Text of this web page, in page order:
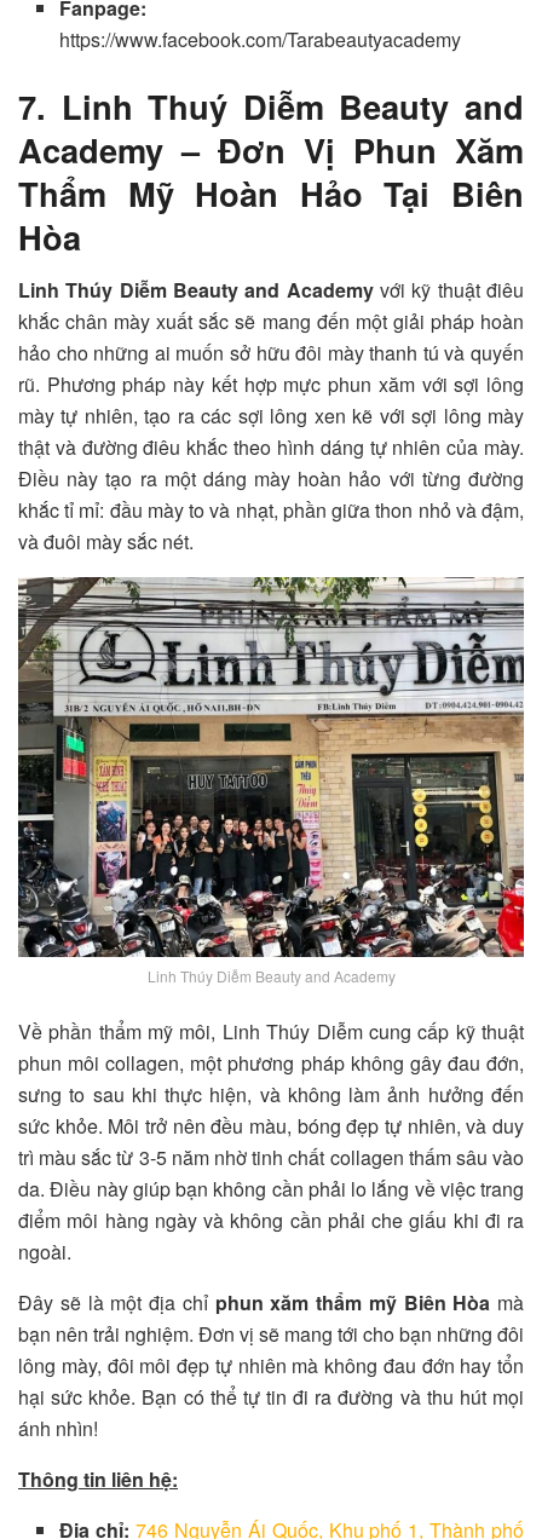
Fanpage:
https://www.facebook.com/Tarabeautyacademy
7. Linh Thuý Diễm Beauty and
Academy – Đơn Vị Phun Xăm
Thẩm Mỹ Hoàn Hảo Tại Biên
Hòa
Linh Thúy Diễm Beauty and Academy với kỹ thuật điêu
khắc chân mày xuất sắc sẽ mang đến một giải pháp hoàn
hảo cho những ai muốn sở hữu đôi mày thanh tú và quyến
rũ. Phương pháp này kết hợp mực phun xăm với sợi lông
mày tự nhiên, tạo ra các sợi lông xen kẽ với sợi lông mày
thật và đường điêu khắc theo hình dáng tự nhiên của mày.
Điều này tạo ra một dáng mày hoàn hảo với từng đường
khắc tỉ mỉ: đầu mày to và nhạt, phần giữa thon nhỏ và đậm,
và đuôi mày sắc nét.
Linh Thúy Diễm Beauty and Academy
Về phần thẩm mỹ môi, Linh Thúy Diễm cung cấp kỹ thuật
phun môi collagen, một phương pháp không gây đau đớn,
sưng to sau khi thực hiện, và không làm ảnh hưởng đến
sức khỏe. Môi trở nên đều màu, bóng đẹp tự nhiên, và duy
trì màu sắc từ 3-5 năm nhờ tinh chất collagen thấm sâu vào
da. Điều này giúp bạn không cần phải lo lắng về việc trang
điểm môi hàng ngày và không cần phải che giấu khi đi ra
ngoài.
Đây sẽ là một địa chỉ phun xăm thẩm mỹ Biên Hòa mà
bạn nên trải nghiệm. Đơn vị sẽ mang tới cho bạn những đôi
lông mày, đôi môi đẹp tự nhiên mà không đau đớn hay tổn
hại sức khỏe. Bạn có thể tự tin đi ra đường và thu hút mọi
ánh nhìn!
Thông tin liên hệ:
Địa chỉ:746 Nguyễn Ái Quốc, Khu phố 1, Thành phố